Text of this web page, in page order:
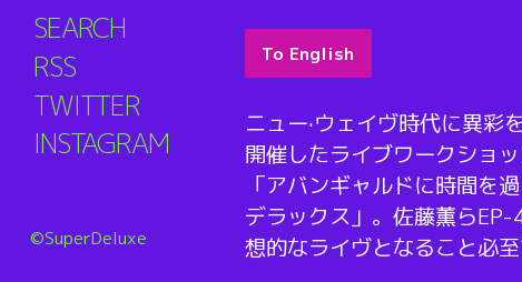
SEARCH
RSS
TWITTER
INSTAGRAM
©SuperDeluxe
To English
ニュー·ウェイヴ時代に異
開催したライブワークショ
「アバンギャルドに時間を
デラックス」。佐藤薫ら
想的なライヴとなること必至